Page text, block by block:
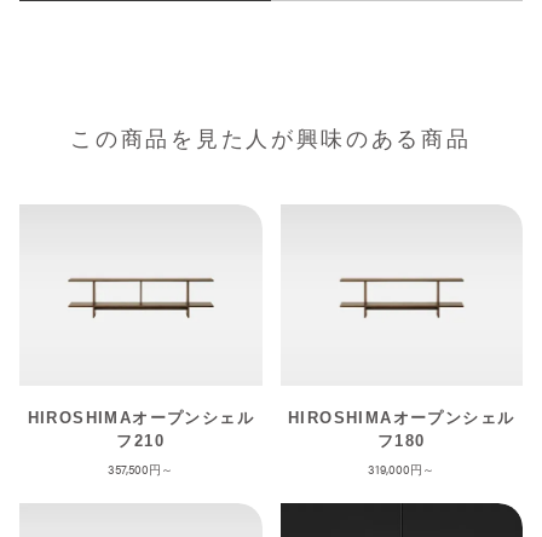
この商品を見た人が興味のある商品
HIROSHIMAオープンシェル
フ210
357,500
HIROSHIMAオープンシェル
フ180
319,000